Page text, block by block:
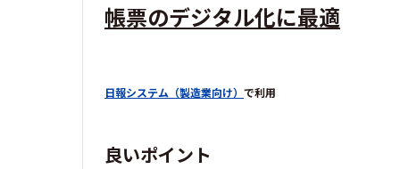
帳票のデジタル化に最適
日報システム（製造業向け） で利用
良いポイント